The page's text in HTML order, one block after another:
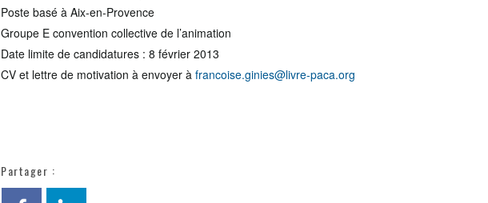
Poste basé à Aix-en-Provence
Groupe E convention collective de l’animation
Date limite de candidatures : 8 février 2013
CV et lettre de motivation à envoyer à francoise.ginies@livre-paca.org
Partager :